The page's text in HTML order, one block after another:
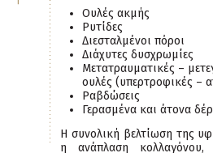
Ουλές ακμής
Ρυτίδες
Διεσταλμένοι πόροι
Διάχυτες δυσχρωμίες
Μετατραυματικές –
ουλές (υπερτροφικές –
Ραβδώσεις
Γερασμένα και άτονα
Η συνολική βελτίωση της
η ανάπλαση